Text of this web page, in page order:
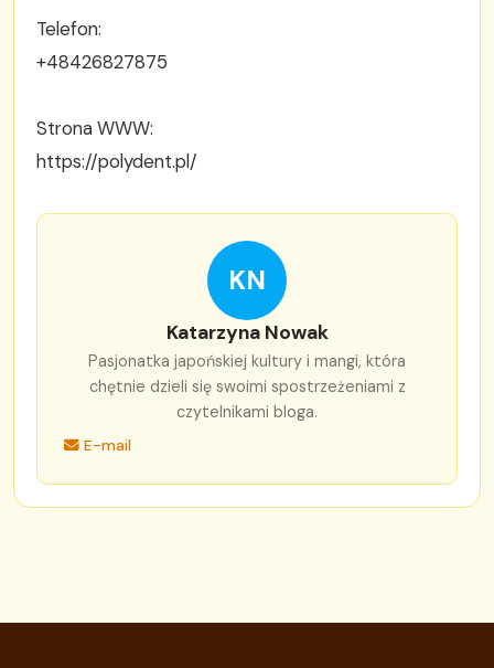
Telefon:
+48426827875
Strona WWW:
https://polydent.pl/
KN
Katarzyna Nowak
Pasjonatka japońskiej kultury i mangi, która
chętnie dzieli się swoimi spostrzeżeniami z
czytelnikami bloga.
E-mail